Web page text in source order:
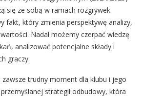
się ze sobą w ramach rozgrywek
fakt, który zmienia perspektywę analizy,
Nadal możemy czerpać wiedzę
analizować potencjalne składy i
graczy.
zawsze trudny moment dla klubu i jego
strategii odbudowy, która